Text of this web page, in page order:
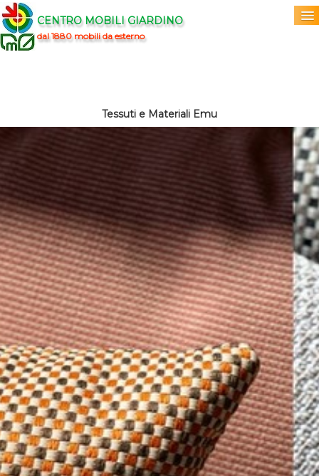
CENTRO MOBILI GIARDINO
dal 1880 mobili da esterno
Prodotti
Info▼
0
Tessuti e Materiali Emu